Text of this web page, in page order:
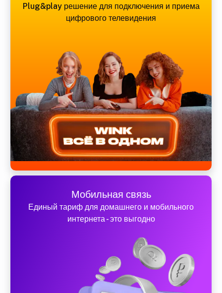
Plug&play решение для подключения и приема
цифрового телевидения
Мобильная связь
Единый тариф для домашнего и мобильного
интернета - это выгодно